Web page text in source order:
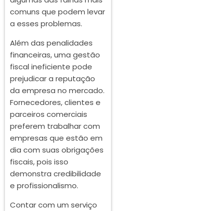
comuns que podem levar
a esses problemas.
Além das penalidades
financeiras, uma gestão
fiscal ineficiente pode
prejudicar a reputação
da empresa no mercado.
Fornecedores, clientes e
parceiros comerciais
preferem trabalhar com
empresas que estão em
dia com suas obrigações
fiscais, pois isso
demonstra credibilidade
e profissionalismo.
Contar com um serviço